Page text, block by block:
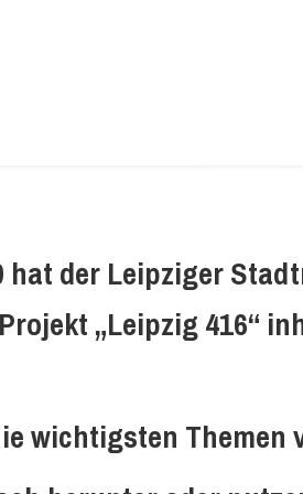
hat der Leipziger
„Leipzig 416“
wichtigsten Themen